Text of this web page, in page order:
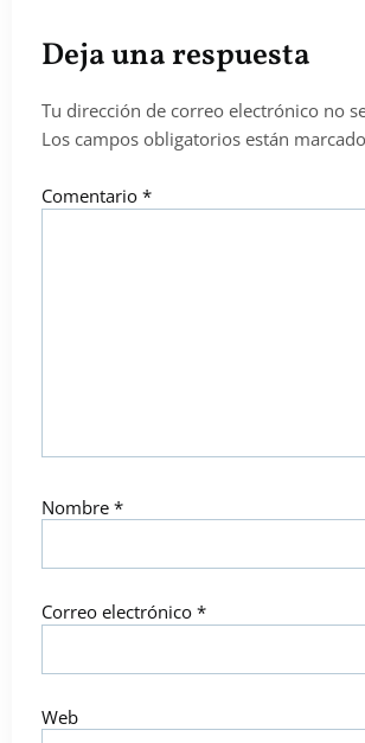
Deja una respuesta
Tu dirección de correo electrónico no
Los campos obligatorios están
Comentario *
Nombre *
Correo electrónico *
Web